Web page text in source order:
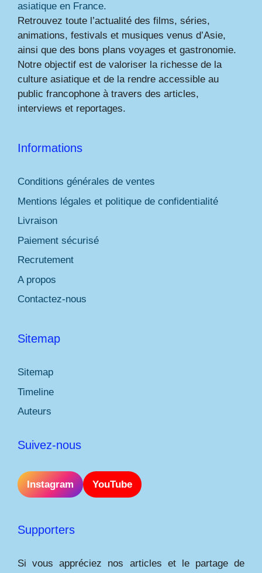
asiatique en France.
Retrouvez toute l’actualité des films, séries,
animations, festivals et musiques venus d’Asie,
ainsi que des bons plans voyages et gastronomie.
Notre objectif est de valoriser la richesse de la
culture asiatique et de la rendre accessible au
public francophone à travers des articles,
interviews et reportages.
Informations
Conditions générales de ventes
Mentions légales et politique de confidentialité
Livraison
Paiement sécurisé
Recrutement
A propos
Contactez-nous
Sitemap
Sitemap
Timeline
Auteurs
Suivez-nous
Instagram YouTube
Supporters
Si vous appréciez nos articles et le partage de